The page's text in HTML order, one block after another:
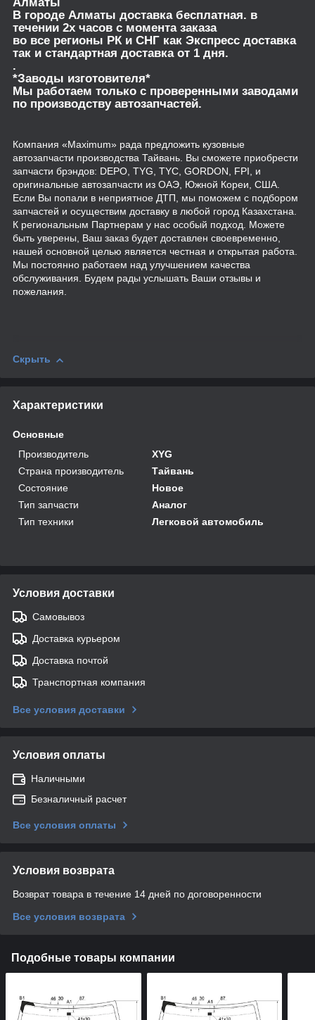
Алматы
В городе Алматы доставка бесплатная. в
течении 2х часов с момента заказа
во все регионы РК и СНГ как Экспресс доставка
так и стандартная доставка от 1 дня.
.
*Заводы изготовителя*
Мы работаем только с проверенными заводами
по производству автозапчастей.
Компания «Maximum» рада предложить кузовные
автозапчасти производства Тайвань. Вы сможете приобрести
запчасти брэндов: DEPO, TYG, TYC, GORDON, FPI, и
оригинальные автозапчасти из ОАЭ, Южной Кореи, США.
Если Вы попали в неприятное ДТП, мы поможем с подбором
запчастей и осуществим доставку в любой город Казахстана.
К региональным Партнерам у нас особый подход. Можете
быть уверены, Ваш заказ будет доставлен своевременно,
нашей основной целью является честная и открытая работа.
Мы постоянно работаем над улучшением качества
обслуживания. Будем рады услышать Ваши отзывы и
пожелания.
Скрыть
Характеристики
Основные
Производитель
XYG
Страна производитель
Тайвань
Состояние
Новое
Тип запчасти
Аналог
Тип техники
Легковой автомобиль
Условия доставки
Самовывоз
Доставка курьером
Доставка почтой
Транспортная компания
Все условия доставки
Условия оплаты
Наличными
Безналичный расчет
Все условия оплаты
Условия возврата
Возврат товара в течение 14 дней по договоренности
Все условия возврата
Подобные товары компании